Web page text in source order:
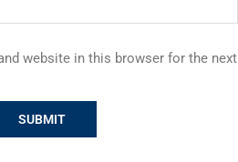
website in this browser for the next